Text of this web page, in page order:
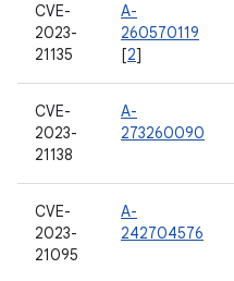
CVE-
2023-
21135
A-
260570119
[2]
CVE-
2023-
21138
A-
273260090
CVE-
2023-
21095
A-
242704576